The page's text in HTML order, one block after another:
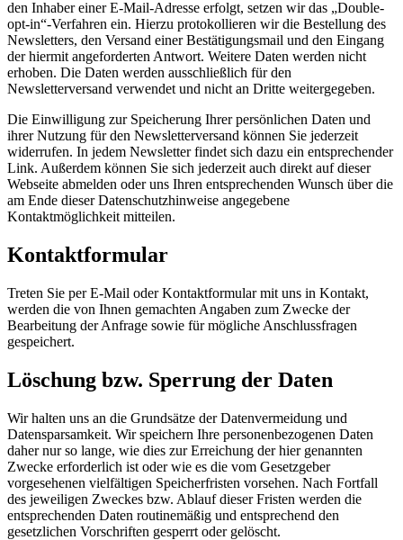
den Inhaber einer E-Mail-Adresse erfolgt, setzen wir das „Double-
opt-in“-Verfahren ein. Hierzu protokollieren wir die Bestellung des
Newsletters, den Versand einer Bestätigungsmail und den Eingang
der hiermit angeforderten Antwort. Weitere Daten werden nicht
erhoben. Die Daten werden ausschließlich für den
Newsletterversand verwendet und nicht an Dritte weitergegeben.
Die Einwilligung zur Speicherung Ihrer persönlichen Daten und
ihrer Nutzung für den Newsletterversand können Sie jederzeit
widerrufen. In jedem Newsletter findet sich dazu ein entsprechender
Link. Außerdem können Sie sich jederzeit auch direkt auf dieser
Webseite abmelden oder uns Ihren entsprechenden Wunsch über die
am Ende dieser Datenschutzhinweise angegebene
Kontaktmöglichkeit mitteilen.
Kontaktformular
Treten Sie per E-Mail oder Kontaktformular mit uns in Kontakt,
werden die von Ihnen gemachten Angaben zum Zwecke der
Bearbeitung der Anfrage sowie für mögliche Anschlussfragen
gespeichert.
Löschung bzw. Sperrung der Daten
Wir halten uns an die Grundsätze der Datenvermeidung und
Datensparsamkeit. Wir speichern Ihre personenbezogenen Daten
daher nur so lange, wie dies zur Erreichung der hier genannten
Zwecke erforderlich ist oder wie es die vom Gesetzgeber
vorgesehenen vielfältigen Speicherfristen vorsehen. Nach Fortfall
des jeweiligen Zweckes bzw. Ablauf dieser Fristen werden die
entsprechenden Daten routinemäßig und entsprechend den
gesetzlichen Vorschriften gesperrt oder gelöscht.